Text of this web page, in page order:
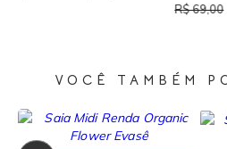
VOCÊ TAMBÉM